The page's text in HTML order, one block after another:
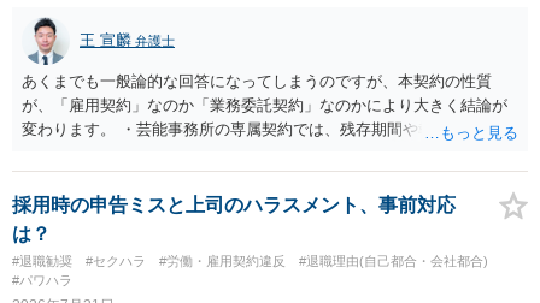
王 宣麟 弁護士
あくまでも一般論的な回答になってしまうのですが、本契約の性質
が、「雇用契約」なのか「業務委託契約」なのかにより大きく結論が
変わります。 ・芸能事務所の専属契約では、残存期間や報酬額、投下
務上よくあるからといって当然に適法という意味ではなく、実際の損
害との対応関係や合理性が重要です。 ・違約金に上限がなくても、常
に有効になるわけではありません。契約が労働契約に近い実態なら労
基法16条で無効となる余地があり、そうでなくても、金額が事務所の
損害と比べて過大なら無効や減額が争点になります。 ・契約前の修正
交渉は一般的です。 交渉の方向としては、上限額を設ける、実損害ベ
採用時の申告ミスと上司のハラスメント、事前対応
は？
#退職勧奨 #セクハラ #労働・雇用契約違反
#退職理由(自己都合・会社都合)
#パワハラ